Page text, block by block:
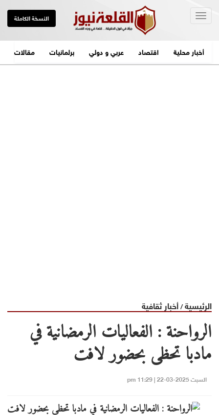
النسخة الكاملة
أخبار محلية اقتصاد عربي و دولي برلمانيات مقالات
الرئيسية/أخبار ثقافية
الرواحنة : الفعاليات الرمضانية في
مادبا تحظى بحضور لافت
السبت 2025-03-22 | 11:29 pm